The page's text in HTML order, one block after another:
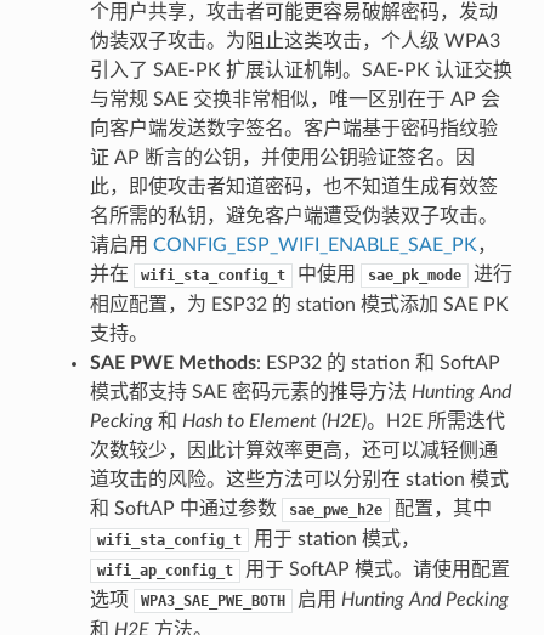
个用户共享，攻击者可能更容易破解密码，发动
伪装双子攻击。为阻止这类攻击，个人级 WPA3
引入了 SAE-PK 扩展认证机制。SAE-PK 认证交换
与常规 SAE 交换非常相似，唯一区别在于 AP 会
向客户端发送数字签名。客户端基于密码指纹验
证 AP 断言的公钥，并使用公钥验证签名。因
此，即使攻击者知道密码，也不知道生成有效签
名所需的私钥，避免客户端遭受伪装双子攻击。
请启用 CONFIG_ESP_WIFI_ENABLE_SAE_PK，
并在
wifi_sta_config_t 中使用 sae_pk_mode
进行
相应配置，为 ESP32 的 station 模式添加 SAE PK
支持。
SAE PWE Methods: ESP32 的 station 和 SoftAP
模式都支持 SAE 密码元素的推导方法 Hunting And
Pecking和 Hash to Element (H2E)。H2E 所需迭代
次数较少，因此计算效率更高，还可以减轻侧通
道攻击的风险。这些方法可以分别在 station 模式
和 SoftAP 中通过参数
sae_pwe_h2e 配置，其中
wifi_sta_config_t 用于 station 模式，
wifi_ap_config_t
用于 SoftAP 模式。请使用配置
选项
WPA3_SAE_PWE_BOTH 启用 Hunting And Pecking
和 H2E方法。